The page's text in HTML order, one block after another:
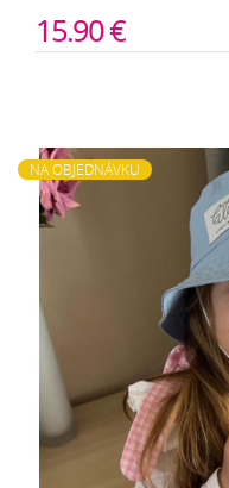
15.90 €
NA OBJEDNÁVKU